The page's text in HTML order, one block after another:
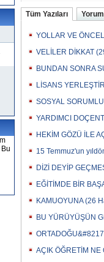
Tüm Yazıları
YOLLAR VE
VELİLER DİKKAT
BUNDAN SONRA
LİSANS
SOSYAL
YARDIMCI
HEKİM GÖZÜ İLE
15 Temmuz'un
DİZİ DEYİP
EĞİTİMDE BİR
KAMUOYUNA (26
BU YÜRÜYÜŞÜN
AÇIK ÖĞRETİM